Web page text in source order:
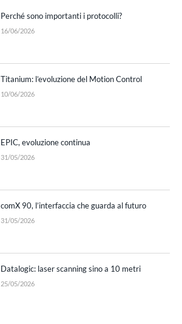
Perché sono importanti i protocolli?
16/06/2026
Titanium: l’evoluzione del Motion Control
10/06/2026
EPIC, evoluzione continua
31/05/2026
comX 90, l’interfaccia che guarda al futuro
31/05/2026
Datalogic: laser scanning sino a 10 metri
25/05/2026